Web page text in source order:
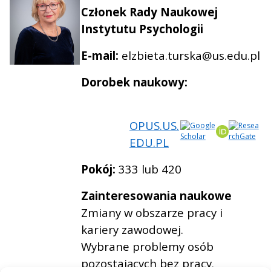
Członek Rady Naukowej
Instytutu Psychologii
E-mail: elzbieta.turska@us.edu.pl
Dorobek naukowy:
OPUS.US.
EDU.PL
Pokój: 333 lub 420
Zainteresowania naukowe
Zmiany w obszarze pracy i
kariery zawodowej.
Wybrane problemy osób
pozostających bez pracy.